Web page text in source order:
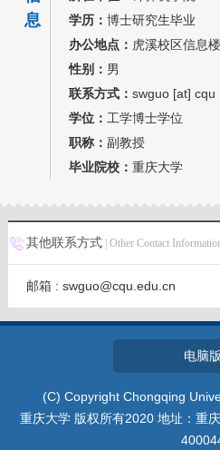
学生信息
我的相册
教师博客
息
学历： 博士研究生毕业
办公地点： 虎溪校区信息
性别： 男
联系方式： swguo [at] cqu
学位： 工学博士学位
职称： 副教授
毕业院校： 重庆大学
其他联系方式| Other Contact
邮箱 : swguo@cqu.edu.cn
电脑版
(C) Copyright Chongqing
重庆大学 版权所有2020 地址：重